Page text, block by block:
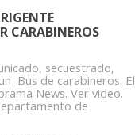
CARABINEROS
secuestrado,
Bus de carabineros. El
News. Ver video.
de